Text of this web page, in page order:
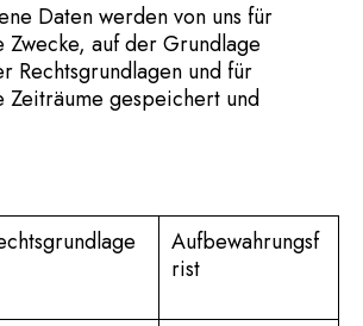
Daten werden von uns für
Zwecke, auf der Grundlage
Rechtsgrundlagen und für
Zeiträume gespeichert und
Aufbewahrungsf
rist